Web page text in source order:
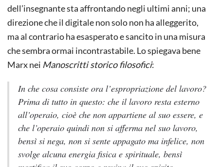
dell’insegnante sta affrontando negli ultimi anni; una
direzione che il digitale non solo non ha alleggerito,
ma al contrario ha esasperato e sancito in una misura
che sembra ormai incontrastabile. Lo spiegava bene
Marx nei Manoscritti storico filosofici:
In che cosa consiste ora l’espropriazione del lavoro?
Prima di tutto in questo: che il lavoro resta esterno
all’operaio, cioè che non appartiene al suo essere, e
che l’operaio quindi non si afferma nel suo lavoro,
bensì si nega, non si sente appagato ma infelice, non
svolge alcuna energia fisica e spirituale, bensì